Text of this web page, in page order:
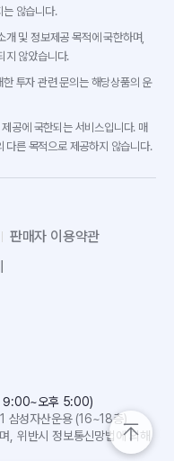
는 않습니다.
및 정보제공 목적에 국한하며,
지 않았습니다.
투자 관련 문의는 해당상품의 운
공에 국한되는 서비스입니다. 매
다른 목적으로 제공하지 않습니다.
판매자 이용약관
9:00~오후 5:00)
삼성자산운용 (16~18층)
, 위반시 정보통신망법에 의해